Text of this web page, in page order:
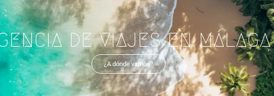
DE VIAJES EN MÁLAGA
¿A dónde vamos?